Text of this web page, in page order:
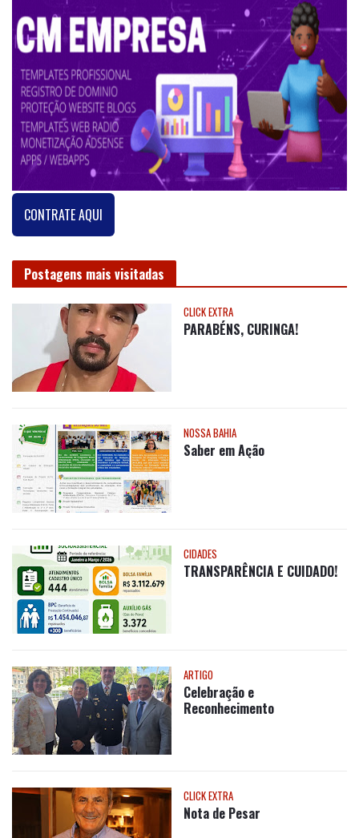
CONTRATE AQUI
Postagens mais visitadas
CLICK EXTRA
PARABÉNS, CURINGA!
NOSSA BAHIA
Saber em Ação
CIDADES
TRANSPARÊNCIA E CUIDADO!
ARTIGO
Celebração e
Reconhecimento
CLICK EXTRA
Nota de Pesar